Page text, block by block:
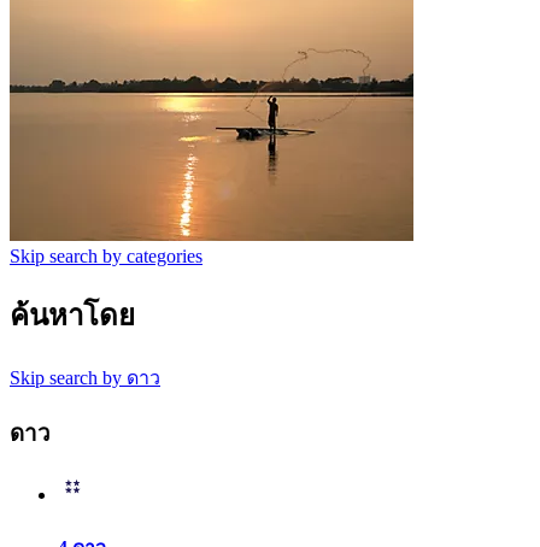
Skip search by categories
ค้นหาโดย
Skip search by ดาว
ดาว